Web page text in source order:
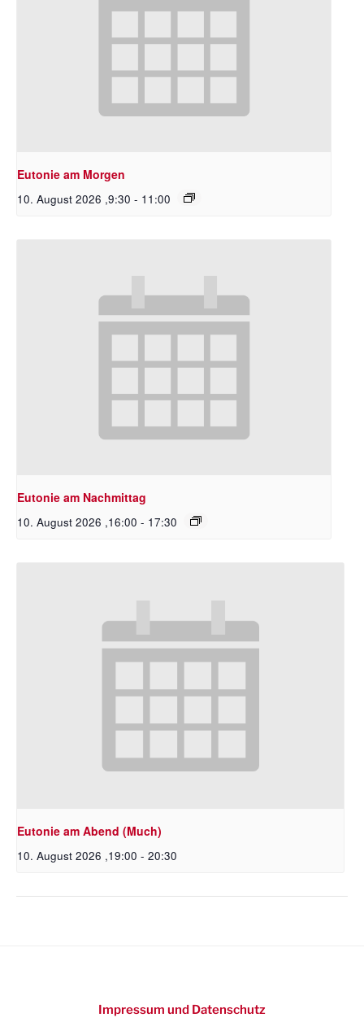
Eutonie am Morgen
10. August 2026 ,9:30 - 11:00
Eutonie am Nachmittag
10. August 2026 ,16:00 - 17:30
Eutonie am Abend (Much)
10. August 2026 ,19:00 - 20:30
Impressum und Datenschutz